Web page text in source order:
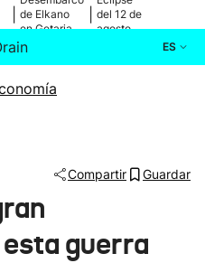
de Elkano
en Getaria
del 12 de
agosto
ES
Compartir Guardar
guerra